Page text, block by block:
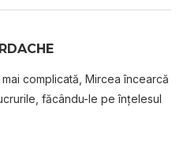
complicată, Mircea încearcă
făcându-le pe înțelesul